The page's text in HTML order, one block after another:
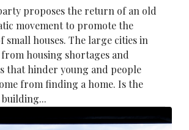
proposes the return of an old
movement to promote the
small houses. The large cities in
housing shortages and
that hinder young and people
from finding a home. Is the